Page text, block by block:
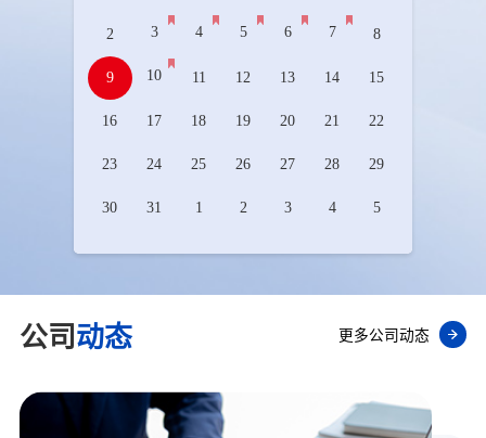
2 3 4 5 6 7 8
9 10 11 12 13 14 15
16 17 18 19 20 21 22
23 24 25 26 27 28 29
30 31 1 2 3 4 5
公司 动态 更多公司动态